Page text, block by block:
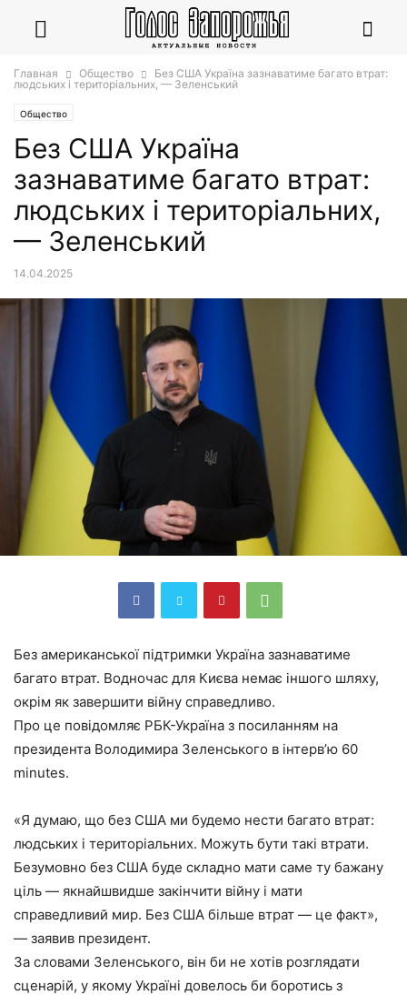
Главная Общество
Без США Україна зазнаватиме багато втрат:
людських і територіальних, — Зеленський
Общество
Без США Україна
зазнаватиме багато втрат:
людських і територіальних,
— Зеленський
14.04.2025
Без американської підтримки Україна зазнаватиме
багато втрат. Водночас для Києва немає іншого шляху,
окрім як завершити війну справедливо.
Про це повідомляє РБК-Україна з посиланням на
президента Володимира Зеленського в інтерв’ю 60
minutes.
«Я думаю, що без США ми будемо нести багато втрат:
людських і територіальних. Можуть бути такі втрати.
Безумовно без США буде складно мати саме ту бажану
ціль — якнайшвидше закінчити війну і мати
справедливий мир. Без США більше втрат — це факт»,
— заявив президент.
За словами Зеленського, він би не хотів розглядати
сценарій, у якому Україні довелось би боротись з